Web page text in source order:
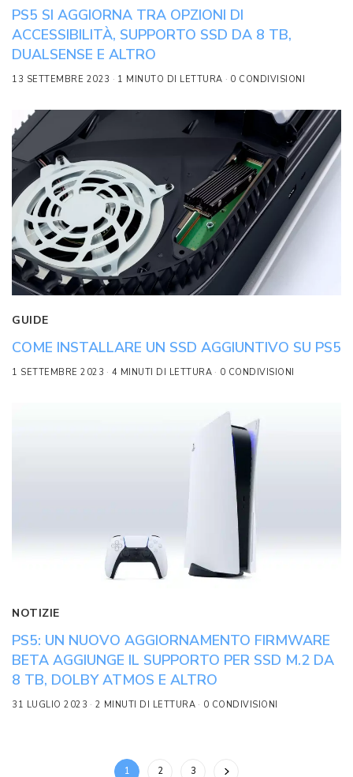
PS5 SI AGGIORNA TRA OPZIONI DI
ACCESSIBILITÀ, SUPPORTO SSD DA 8 TB,
DUALSENSE E ALTRO
13 SETTEMBRE 2023 1 MINUTO DI LETTURA 0 CONDIVISIONI
GUIDE
COME INSTALLARE UN SSD AGGIUNTIVO SU PS5
1 SETTEMBRE 2023 4 MINUTI DI LETTURA 0 CONDIVISIONI
NOTIZIE
PS5: UN NUOVO AGGIORNAMENTO FIRMWARE
BETA AGGIUNGE IL SUPPORTO PER SSD M.2 DA
8 TB, DOLBY ATMOS E ALTRO
31 LUGLIO 2023 2 MINUTI DI LETTURA 0 CONDIVISIONI
1 2 3